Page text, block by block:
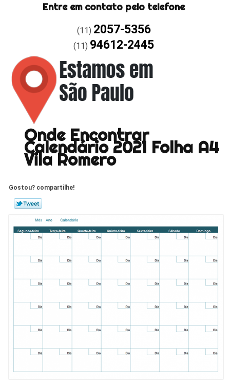
Entre em contato pelo telefone
(11) 2057-5356
(11) 94612-2445
Onde Encontrar
Calendário 2021 Folha A4
Vila Romero
Gostou? compartilhe!